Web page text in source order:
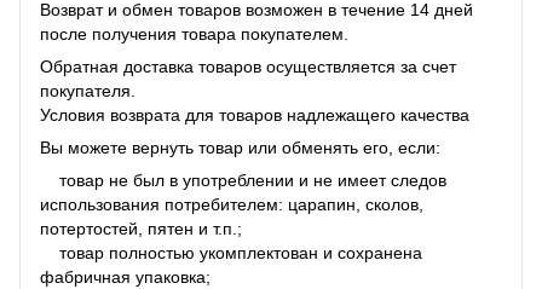
Возврат и обмен товаров возможен в течение 14 дней
после получения товара покупателем.
Обратная доставка товаров осуществляется за счет
покупателя.
Условия возврата для товаров надлежащего качества
Вы можете вернуть товар или обменять его, если:
товар не был в употреблении и не имеет следов
использования потребителем: царапин, сколов,
потертостей, пятен и т.п.;
товар полностью укомплектован и сохранена
фабричная упаковка;